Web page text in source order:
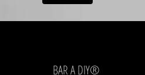
BAR A DIY®